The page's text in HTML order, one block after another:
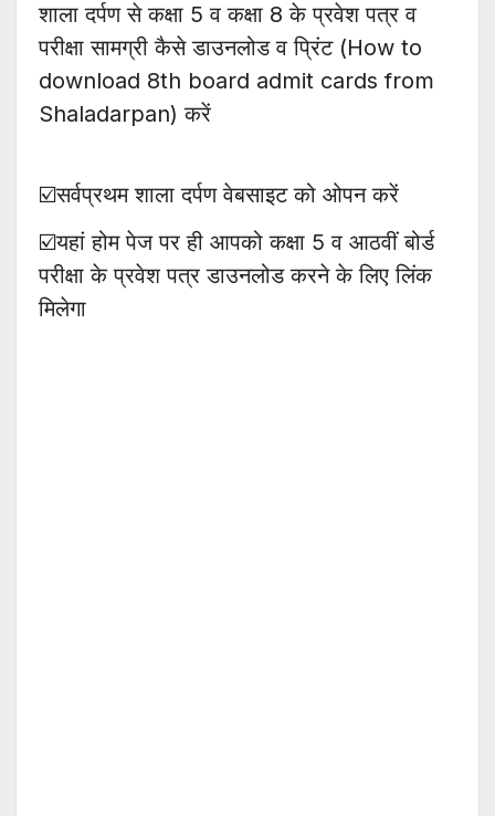
शाला दर्पण से कक्षा 5 व कक्षा 8 के प्रवेश पत्र व
परीक्षा सामग्री कैसे डाउनलोड व प्रिंट (How to
download 8th board admit cards from
Shaladarpan) करें
☑️सर्वप्रथम शाला दर्पण वेबसाइट को ओपन करें
☑️यहां होम पेज पर ही आपको कक्षा 5 व आठवीं बोर्ड
परीक्षा के प्रवेश पत्र डाउनलोड करने के लिए लिंक
मिलेगा